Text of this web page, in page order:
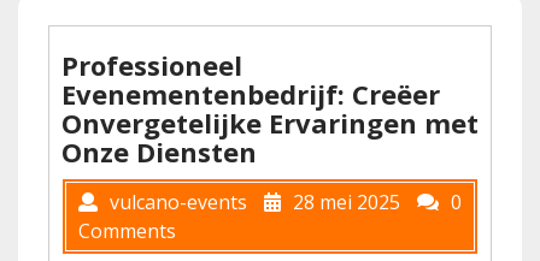
Professioneel
Evenementenbedrijf: Creëer
Onvergetelijke Ervaringen met
Onze Diensten
vulcano-events 28 mei 2025
0
Comments